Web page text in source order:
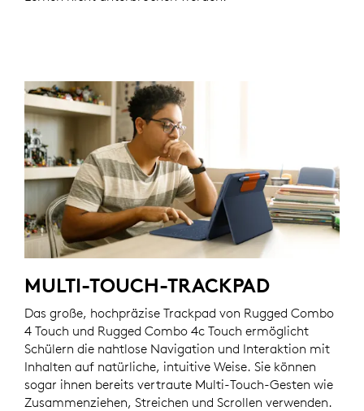
MULTI-TOUCH-TRACKPAD
Das große, hochpräzise Trackpad von Rugged Combo
4 Touch und Rugged Combo 4c Touch ermöglicht
Schülern die nahtlose Navigation und Interaktion mit
Inhalten auf natürliche, intuitive Weise. Sie können
sogar ihnen bereits vertraute Multi-Touch-Gesten wie
Zusammenziehen, Streichen und Scrollen verwenden.